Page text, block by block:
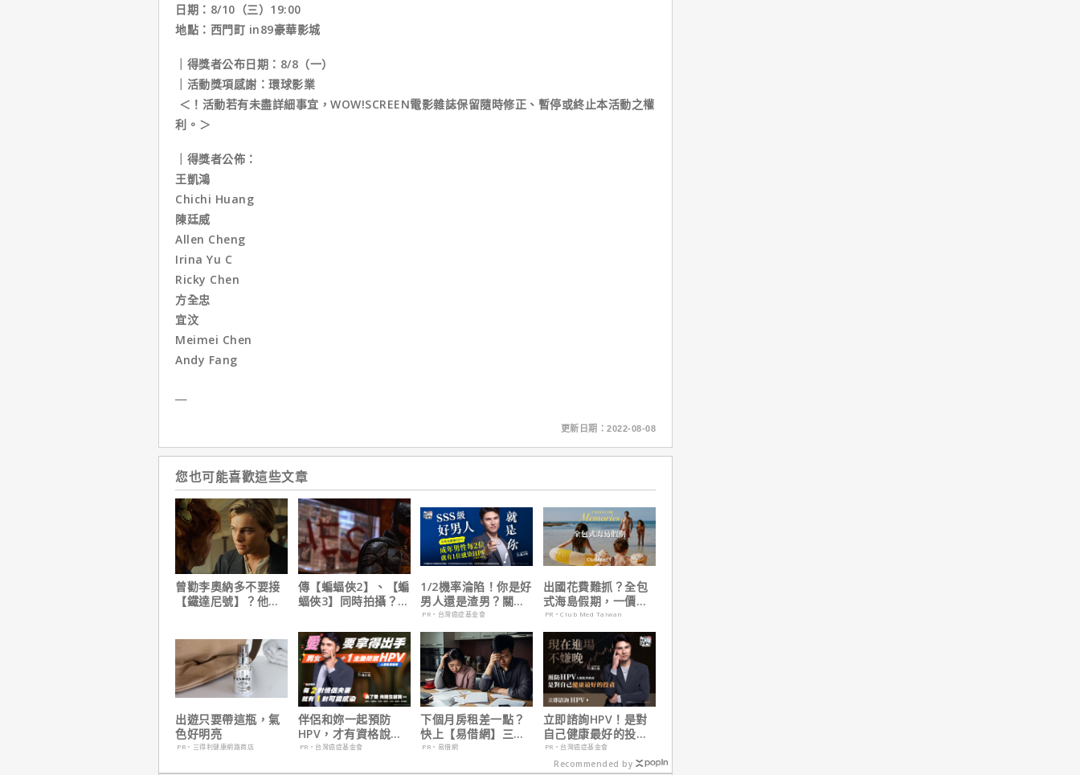
日期：8/10（三）19:00 ​
地點：西門町 in89豪華影城​ ​ ​
｜得獎者公布日期：8/8（一）​ ​
｜活動獎項感謝：環球影業
​ ​＜！活動若有未盡詳細事宜，WOW!SCREEN電影雜誌保留隨時修正、暫停或終止本活動之權
利。⁣​＞
｜得獎者公佈：
王凱鴻
Chichi Huang
陳廷威
Allen Cheng
Irina Yu C
Ricky Chen
方全忠
宜汶
Meimei Chen
Andy Fang
更新日期：2022-08-08
您也可能喜歡這些文章
曾勸李奧納多不要接
【鐵達尼號】？他
傳【蝙蝠俠2】、【蝙
蝠俠3】同時拍攝？詹
1/2機率淪陷！你是好
男人還是渣男？關鍵
在這
PR・台灣癌症基金會
出國花費難抓？全包
式海島假期，一價搞
定食宿玩樂，省錢更
省心！
PR・Club Med Taiwan
出遊只要帶這瓶，氣
色好明亮
PR・三得利健康網路商店
伴侶和妳一起預防
HPV，才有資格說愛
妳！
PR・台灣癌症基金會
下個月房租差一點？
快上【易借網】三分
鐘解決燃眉之急
PR・易借網
立即諮詢HPV！是對
自己健康最好的投
資，把握現在不嫌
晚！
PR・台灣癌症基金會
Recommended by